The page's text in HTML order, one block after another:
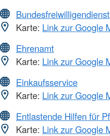
Bundesfreiwilligendienst
Karte: Link zur Google
Ehrenamt
Karte: Link zur Google
Einkaufsservice
Karte: Link zur Google
Entlastende Hilfen für
Karte: Link zur Google